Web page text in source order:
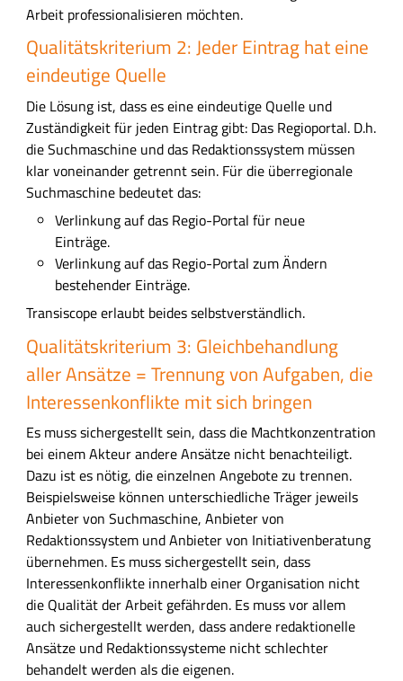
Arbeit professionalisieren möchten.
Qualitätskriterium 2: Jeder Eintrag hat eine
eindeutige Quelle
Die Lösung ist, dass es eine eindeutige Quelle und
Zuständigkeit für jeden Eintrag gibt: Das Regioportal. D.h.
die Suchmaschine und das Redaktionssystem müssen
klar voneinander getrennt sein. Für die überregionale
Suchmaschine bedeutet das:
Verlinkung auf das Regio-Portal für neue
Einträge.
Verlinkung auf das Regio-Portal zum Ändern
bestehender Einträge.
Transiscope erlaubt beides selbstverständlich.
Qualitätskriterium 3: Gleichbehandlung
aller Ansätze = Trennung von Aufgaben, die
Interessenkonflikte mit sich bringen
Es muss sichergestellt sein, dass die Machtkonzentration
bei einem Akteur andere Ansätze nicht benachteiligt.
Dazu ist es nötig, die einzelnen Angebote zu trennen.
Beispielsweise können unterschiedliche Träger jeweils
Anbieter von Suchmaschine, Anbieter von
Redaktionssystem und Anbieter von Initiativenberatung
übernehmen. Es muss sichergestellt sein, dass
Interessenkonflikte innerhalb einer Organisation nicht
die Qualität der Arbeit gefährden. Es muss vor allem
auch sichergestellt werden, dass andere redaktionelle
Ansätze und Redaktionssysteme nicht schlechter
behandelt werden als die eigenen.